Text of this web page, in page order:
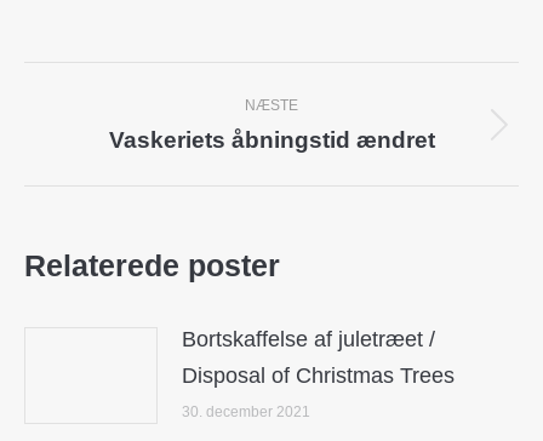
navigation
NÆSTE
Next
Vaskeriets åbningstid ændret
Relaterede poster
Bortskaffelse af juletræet /
Disposal of Christmas Trees
30. december 2021